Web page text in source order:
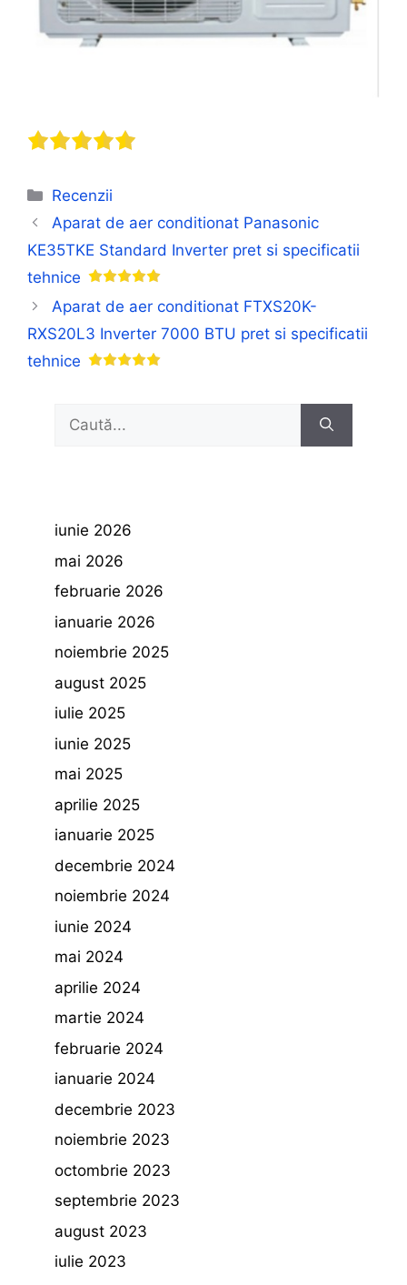
Categorii
Recenzii
Aparat de aer conditionat Panasonic
KE35TKE Standard Inverter pret si specificatii
tehnice
Aparat de aer conditionat FTXS20K-
RXS20L3 Inverter 7000 BTU pret si specificatii
tehnice
Caută
iunie 2026
mai 2026
februarie 2026
ianuarie 2026
noiembrie 2025
august 2025
iulie 2025
iunie 2025
mai 2025
aprilie 2025
ianuarie 2025
decembrie 2024
noiembrie 2024
iunie 2024
mai 2024
aprilie 2024
martie 2024
februarie 2024
ianuarie 2024
decembrie 2023
noiembrie 2023
octombrie 2023
septembrie 2023
august 2023
iulie 2023